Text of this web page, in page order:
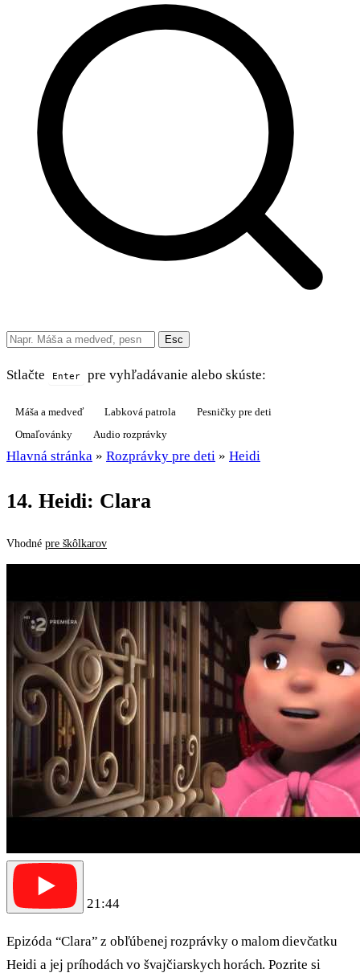
Esc
Stlačte Enter pre vyhľadávanie alebo skúste:
Máša a medveď Labková patrola
Pesničky pre deti
Omaľovánky
Audio rozprávky
Hlavná stránka » Rozprávky pre deti » Heidi
14. Heidi: Clara
Vhodné pre škôlkarov
21:44
Epizóda “Clara” z obľúbenej rozprávky o malom dievčatku
Heidi a jej príhodách vo švajčiarskych horách. Pozrite si